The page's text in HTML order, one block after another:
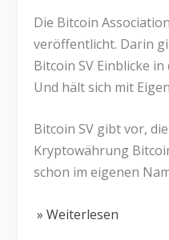
Die Bitcoin
veröffentlicht. Darin
Bitcoin SV Einblicke
Und hält sich mit
Bitcoin SV gibt vor,
Kryptowährung
schon im eigenen
» Weiterlesen